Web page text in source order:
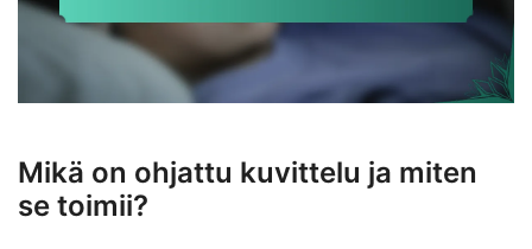
Mikä on ohjattu kuvittelu ja miten
se toimii?